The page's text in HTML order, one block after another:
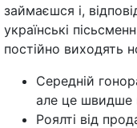
займаєшся і,
українські
постійно виходять
Середній
але це швидше
Роялті від